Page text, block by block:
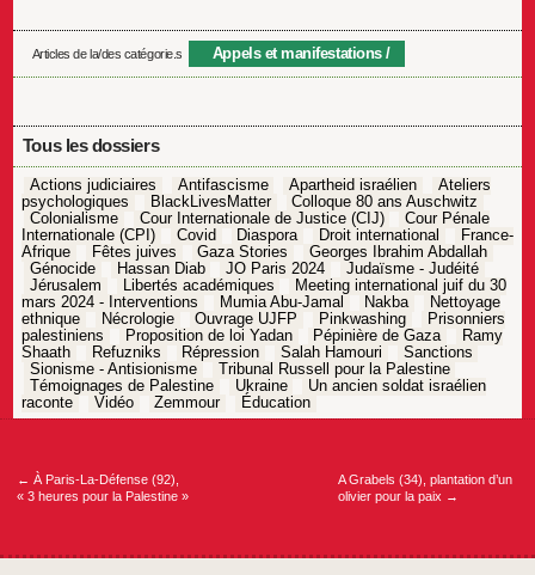
Articles de la/des catégorie.s Appels et manifestations
Tous les dossiers
Actions judiciaires Antifascisme Apartheid israélien
Ateliers
psychologiques
BlackLivesMatter
Colloque 80 ans Auschwitz
Colonialisme
Cour Internationale de Justice (CIJ)
Cour Pénale
Internationale (CPI)
Covid Diaspora Droit international
France-
Afrique
Fêtes juives Gaza Stories
Georges Ibrahim Abdallah
Génocide
Hassan Diab JO Paris 2024
Judaïsme - Judéité
Jérusalem
Libertés académiques
Meeting international juif du 30
mars 2024 - Interventions
Mumia Abu-Jamal Nakba
Nettoyage
ethnique
Nécrologie Ouvrage UJFP Pinkwashing
Prisonniers
palestiniens
Proposition de loi Yadan Pépinière de Gaza
Ramy
Shaath
Refuzniks Répression Salah Hamouri
Sanctions
Sionisme - Antisionisme
Tribunal Russell pour la Palestine
Témoignages de Palestine
Ukraine
Un ancien soldat israélien
raconte
Vidéo Zemmour Éducation
Navigation
← À Paris-La-Défense (92),
« 3 heures pour la Palestine »
A Grabels (34), plantation d’un
olivier pour la paix →